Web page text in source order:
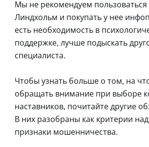
Мы не рекомендуем пользоваться
Линдхольм и покупать у нее
есть необходимость в
поддержке, лучше подыскать
специалиста.
Чтобы узнать больше о том, на
обращать внимание при выборе
наставников, почитайте другие
В них разобраны как критерии
признаки мошенничества.